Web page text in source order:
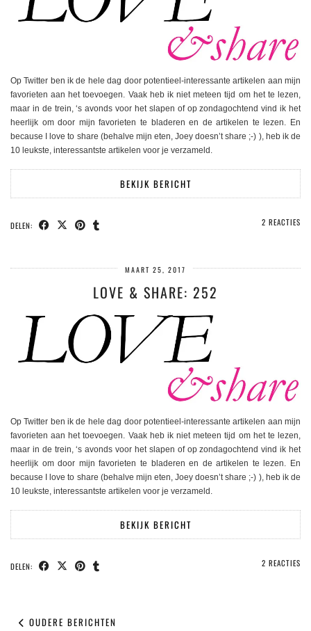
Op Twitter ben ik de hele dag door potentieel-interessante artikelen aan mijn
favorieten aan het toevoegen. Vaak heb ik niet meteen tijd om het te lezen,
maar in de trein, ‘s avonds voor het slapen of op zondagochtend vind ik het
heerlijk om door mijn favorieten te bladeren en de artikelen te lezen. En
because I love to share (behalve mijn eten, Joey doesn’t share ;-) ), heb ik de
10 leukste, interessantste artikelen voor je verzameld.
BEKIJK BERICHT
DELEN: 2 REACTIES
MAART 25, 2017
LOVE & SHARE: 252
Op Twitter ben ik de hele dag door potentieel-interessante artikelen aan mijn
favorieten aan het toevoegen. Vaak heb ik niet meteen tijd om het te lezen,
maar in de trein, ‘s avonds voor het slapen of op zondagochtend vind ik het
heerlijk om door mijn favorieten te bladeren en de artikelen te lezen. En
because I love to share (behalve mijn eten, Joey doesn’t share ;-) ), heb ik de
10 leukste, interessantste artikelen voor je verzameld.
BEKIJK BERICHT
DELEN: 2 REACTIES
OUDERE BERICHTEN